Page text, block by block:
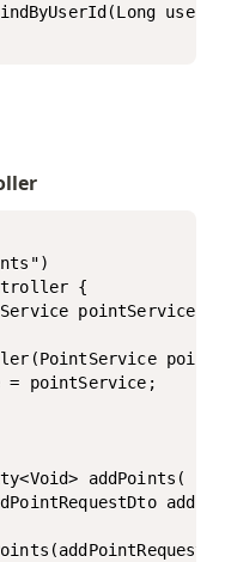
{
pointService;
= pointService;
addPoints(